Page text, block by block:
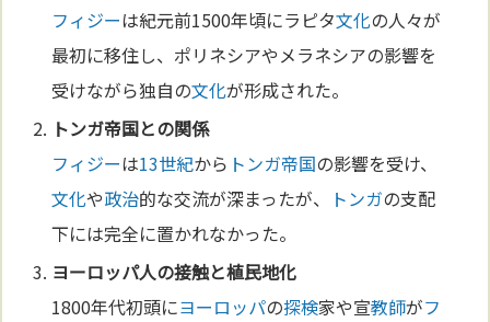
フィジーは紀元前1500年頃にラピタ文化の人々が
最初に移住し、ポリネシアやメラネシアの影響を
受けながら独自の文化が形成された。
トンガ帝国との関係
フィジーは13世紀から トンガ帝国の影響を受け、
文化や政治的な交流が深まったが、 トンガの支配
下には完全に置かれなかった。
ヨーロッパ人の接触と植民地化
1800年代初頭にヨーロッパの探検家や宣教師がフ